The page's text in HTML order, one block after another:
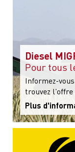
Diesel
Pour tous
Informez-
trouvez l’offre
Plus